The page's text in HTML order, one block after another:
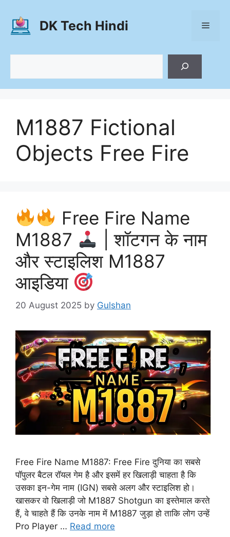
content
DK Tech Hindi Menu
M1887 Fictional
Objects Free Fire
Free Fire Name
M1887
| शॉटगन के नाम
और स्टाइलिश M1887
आइडिया
20 August 2025 by Gulshan
Free Fire Name M1887: Free Fire दुनिया का सबसे
पॉपुलर बैटल रॉयल गेम है और इसमें हर खिलाड़ी चाहता है कि
उसका इन-गेम नाम (IGN) सबसे अलग और स्टाइलिश हो।
खासकर वो खिलाड़ी जो M1887 Shotgun का इस्तेमाल करते
हैं, वे चाहते हैं कि उनके नाम में M1887 जुड़ा हो ताकि लोग उन्हें
Pro Player … Read more